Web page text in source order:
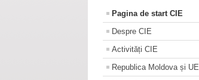
Pagina de start CIE
Despre CIE
Activități CIE
Republica Moldova și UE